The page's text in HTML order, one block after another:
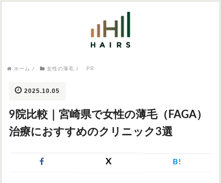
病院・クリニック
AGA
ホーム / 女性の薄毛 / PR
2025.10.05
9院比較｜宮崎県で女性の薄毛（FAGA）
治療におすすめのクリニック3選
X B!
気になるワードから記事を探す
症状・悩みから記事を探す